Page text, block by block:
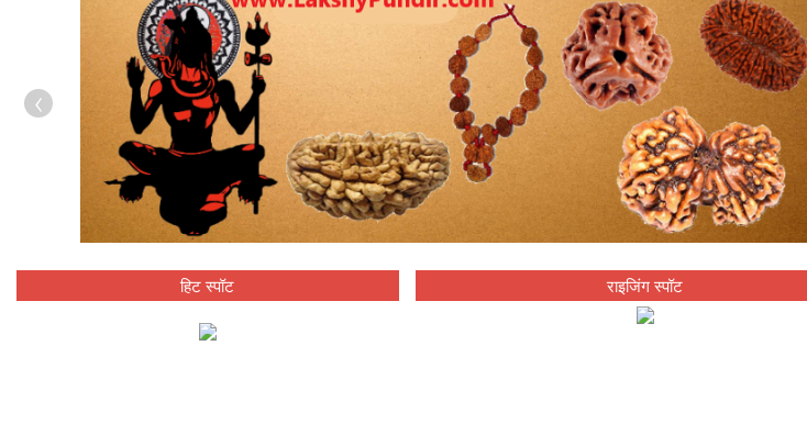
‹
हिट स्पॉट राइजिंग स्पॉट